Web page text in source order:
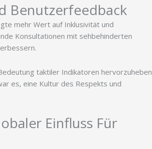
Benutzerfeedback
mehr Wert auf Inklusivität und
Konsultationen mit sehbehinderten
taktiler Indikatoren hervorzuheben
es, eine Kultur des Respekts und
Einfluss Für